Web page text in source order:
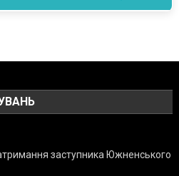
заступника Южненського